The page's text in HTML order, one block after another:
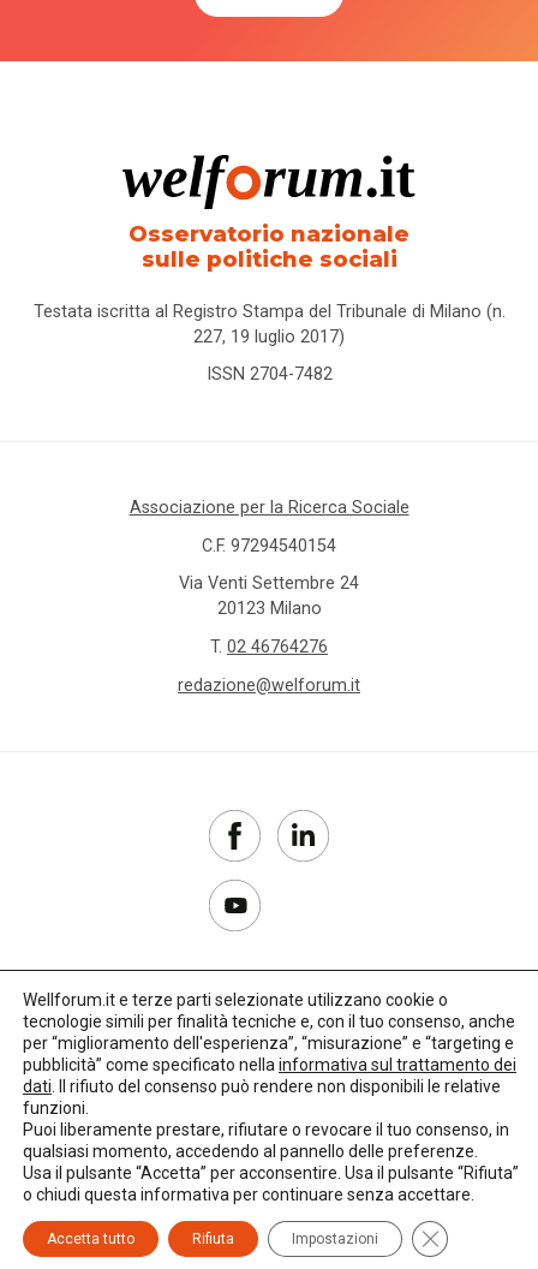
Osservatorio nazionale
sulle politiche sociali
Testata iscritta al Registro Stampa del Tribunale di Milano (n.
227, 19 luglio 2017)
ISSN 2704-7482
Associazione per la Ricerca Sociale
C.F. 97294540154
Via Venti Settembre 24
20123 Milano
T. 02 46764276
redazione@welforum.it
Copyright 2017–2026
Privacy Policy
Credits: LO Studio
Wellforum.it e terze parti selezionate utilizzano cookie o
tecnologie simili per finalità tecniche e, con il tuo consenso, anche
per “miglioramento dell'esperienza”, “misurazione” e “targeting e
pubblicità” come specificato nella informativa sul trattamento dei
dati . Il rifiuto del consenso può rendere non disponibili le relative
funzioni.
Puoi liberamente prestare, rifiutare o revocare il tuo consenso, in
qualsiasi momento, accedendo al pannello delle preferenze.
Usa il pulsante “Accetta” per acconsentire. Usa il pulsante “Rifiuta”
o chiudi questa informativa per continuare senza accettare.
Accetta tutto Rifiuta Impostazioni Close GDPR